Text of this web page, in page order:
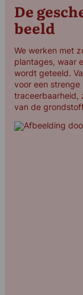
De
beeld
We werken met
plantages, waar
wordt geteeld.
voor een
traceerbaarheid,
van de